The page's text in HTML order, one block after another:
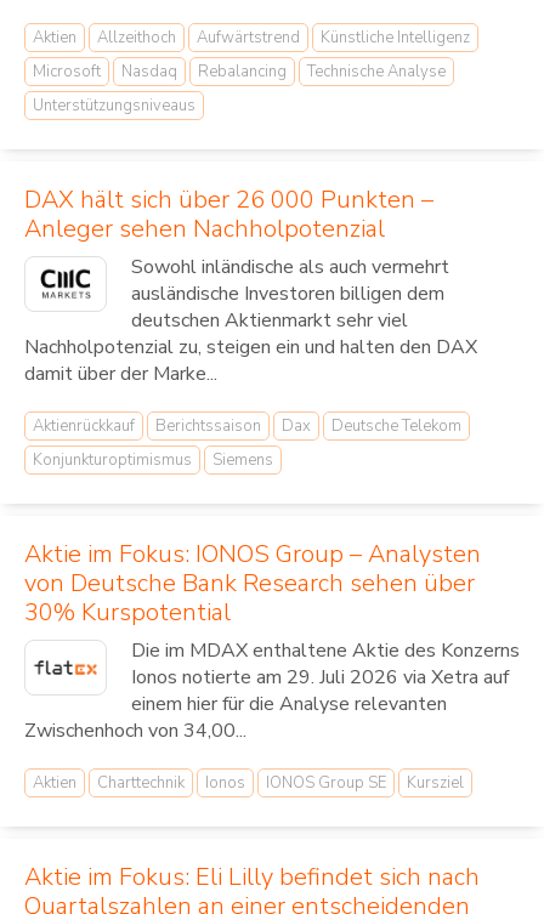
Aktien Allzeithoch Aufwärtstrend
Künstliche Intelligenz
Microsoft
Nasdaq Rebalancing
Technische Analyse
Unterstützungsniveaus
DAX hält sich über 26 000 Punkten –
Anleger sehen Nachholpotenzial
Sowohl inländische als auch vermehrt
ausländische Investoren billigen dem
deutschen Aktienmarkt sehr viel
Nachholpotenzial zu, steigen ein und halten den DAX
damit über der Marke...
Aktienrückkauf Berichtssaison Dax
Deutsche Telekom
Konjunkturoptimismus
Siemens
Aktie im Fokus: IONOS Group – Analysten
von Deutsche Bank Research sehen über
30% Kurspotential
Die im MDAX enthaltene Aktie des Konzerns
Ionos notierte am 29. Juli 2026 via Xetra auf
einem hier für die Analyse relevanten
Zwischenhoch von 34,00...
Aktien Charttechnik Ionos IONOS Group SE Kursziel
Aktie im Fokus: Eli Lilly befindet sich nach
Quartalszahlen an einer entscheidenden